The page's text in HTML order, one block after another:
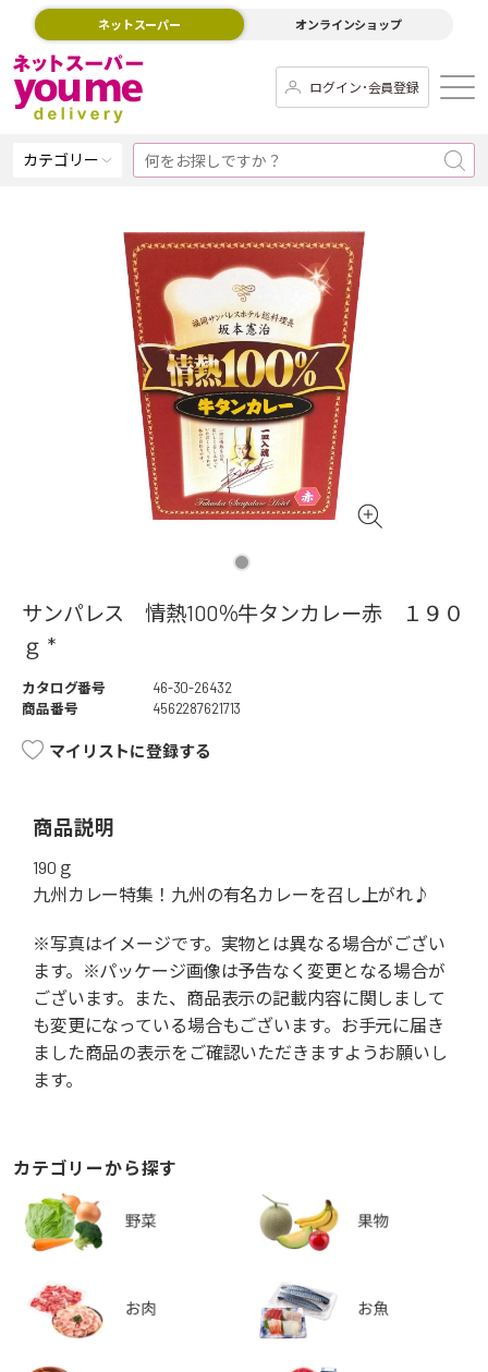
ネットスーパー オンラインショップ
ログイン･会員登録
カテゴリー
サンパレス 情熱100％牛タンカレー赤 １９０
ｇ *
カタログ番号
46-30-26432
商品番号
4562287621713
マイリストに登録する
商品説明
190ｇ
九州カレー特集！九州の有名カレーを召し上がれ♪
※写真はイメージです。実物とは異なる場合がござい
ます。※パッケージ画像は予告なく変更となる場合が
ございます。また、商品表示の記載内容に関しまして
も変更になっている場合もございます。お手元に届き
ました商品の表示をご確認いただきますようお願いし
ます。
カテゴリーから探す